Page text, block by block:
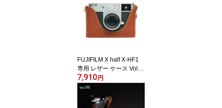
se Camera Tripod Dovet
ail Plate for Nikon P1000
ニコンAluminum 6061
高級 高品質 安定 カメラ
FUJIFILM X half X-HF1
専用 レザー ケース Volca
no ボルケーノ TP Origin
al カメラケース おしゃれ
本革 牛革 速写ケース ボ
ディーハーフケース 底面
7,910円